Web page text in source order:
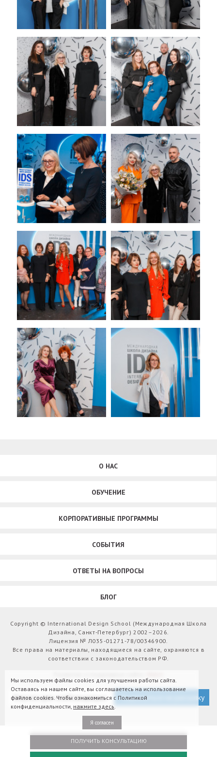
О НАС
ОБУЧЕНИЕ
КОРПОРАТИВНЫЕ ПРОГРАММЫ
СОБЫТИЯ
ОТВЕТЫ НА ВОПРОСЫ
БЛОГ
Copyright © International Design School (Международная Школа
Дизайна, Санкт-Петербург) 2002–2026.
Лицензия № Л035-01271-78/00346900.
Все права на материалы, находящиеся на сайте, охраняются в
соответствии с законодательством РФ.
Версия для слабовидящих Подписаться на рассылку
ПОЛУЧИТЬ КОНСУЛЬТАЦИЮ
Мы используем файлы cookies для улучшения работы сайта.
Оставаясь на нашем сайте, вы соглашаетесь на использование
файлов cookies. Чтобы ознакомиться с Политикой
конфиденциальности, нажмите здесь.
Я согласен